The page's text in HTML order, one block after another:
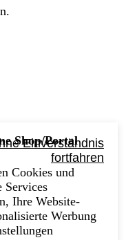
Shop/Portal
Einverständnis
fortfahren
Cookies und
Services
Ihre Website-
Werbung